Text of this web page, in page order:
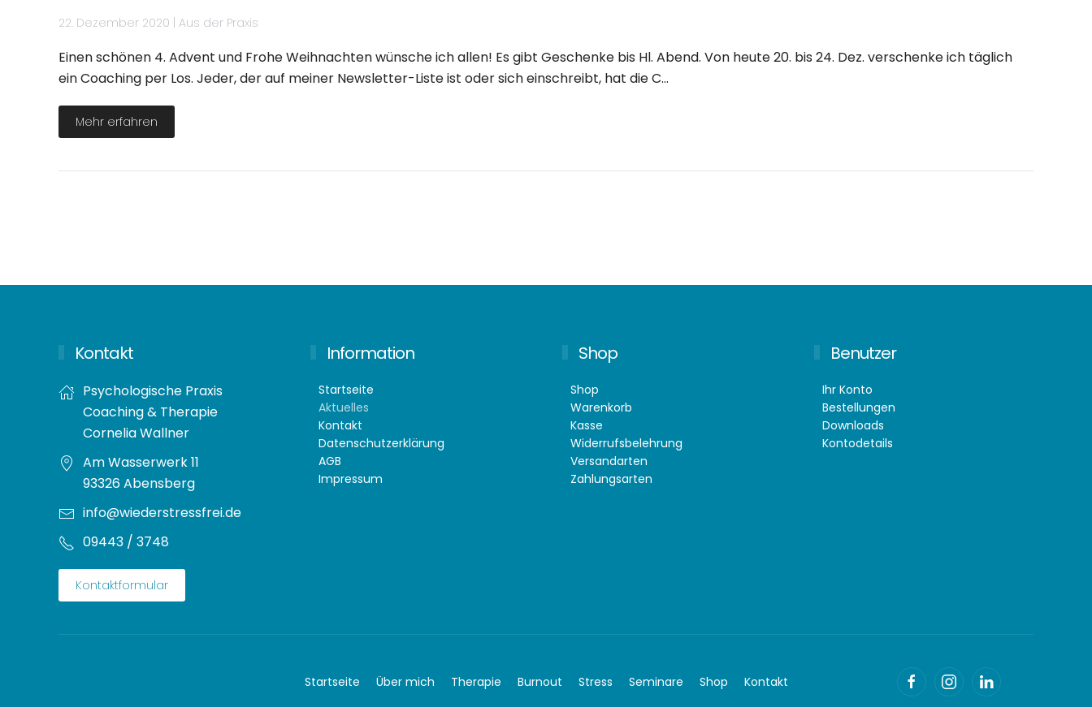
22. Dezember 2020 | Aus der Praxis
Einen schönen 4. Advent und Frohe Weihnachten wünsche ich allen! Es gibt Geschenke bis Hl. Abend. Von heute 20. bis 24. Dez. verschenke ich täglich
ein Coaching per Los. Jeder, der auf meiner Newsletter-Liste ist oder sich einschreibt, hat die C…
Mehr erfahren
Kontakt
Psychologische Praxis
Coaching & Therapie
Cornelia Wallner
Am Wasserwerk 11
93326 Abensberg
info@wiederstressfrei.de
09443 / 3748
Kontaktformular
Information
Startseite
Aktuelles
Kontakt
Datenschutzerklärung
AGB
Impressum
Shop
Shop
Warenkorb
Kasse
Widerrufsbelehrung
Versandarten
Zahlungsarten
Benutzer
Ihr Konto
Bestellungen
Downloads
Kontodetails
Startseite Über mich Therapie Burnout Stress Seminare Shop Kontakt